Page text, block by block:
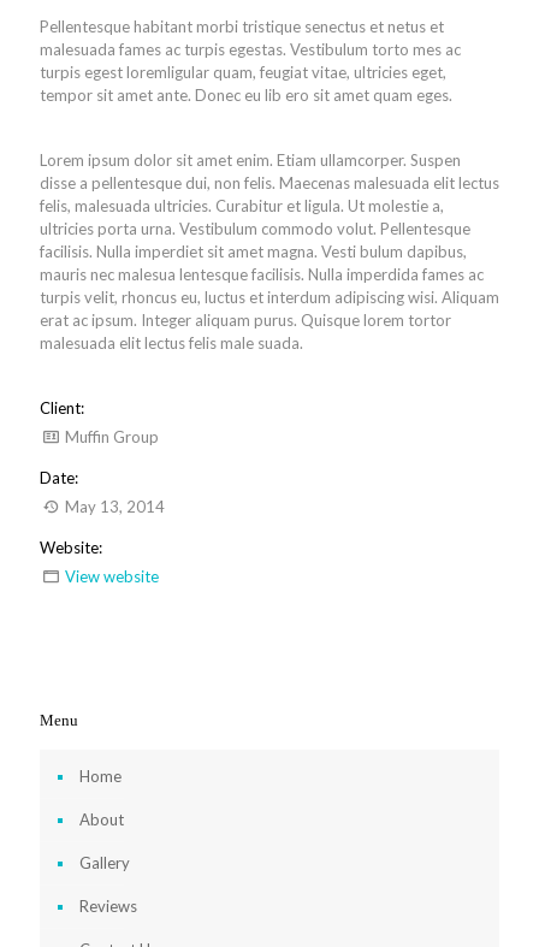
Pellentesque habitant morbi tristique senectus et netus et
malesuada fames ac turpis egestas. Vestibulum torto mes ac
turpis egest loremligular quam, feugiat vitae, ultricies eget,
tempor sit amet ante. Donec eu lib ero sit amet quam eges.
Lorem ipsum dolor sit amet enim. Etiam ullamcorper. Suspen
disse a pellentesque dui, non felis. Maecenas malesuada elit lectus
felis, malesuada ultricies. Curabitur et ligula. Ut molestie a,
ultricies porta urna. Vestibulum commodo volut. Pellentesque
facilisis. Nulla imperdiet sit amet magna. Vesti bulum dapibus,
mauris nec malesua lentesque facilisis. Nulla imperdida fames ac
turpis velit, rhoncus eu, luctus et interdum adipiscing wisi. Aliquam
erat ac ipsum. Integer aliquam purus. Quisque lorem tortor
malesuada elit lectus felis male suada.
Client:
Muffin Group
Date:
May 13, 2014
Website:
View website
Menu
Home
About
Gallery
Reviews